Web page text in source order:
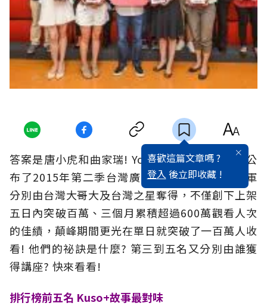
喜歡這篇文章嗎 ?
登入 後立即收藏 !
答案是唐小虎和曲家瑞! Youtube今(26)天上午公
布了2015年第二季台灣廣告影片排行榜，冠亞軍
分別由台灣大哥大及台灣之星奪得，不僅創下上架
五日內突破百萬、三個月累積超過600萬觀看人次
的佳績，顛峰期間更光在單日就突破了一百萬人收
看! 他們的祕訣是什麼? 第三到五名又分別由誰獲
得講座? 快來看看!
排行榜前五名 Kuso+故事最對味